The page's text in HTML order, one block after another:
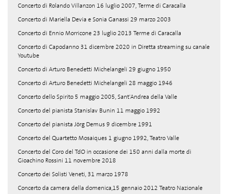
Concerto di Rolando Villanzon 16 luglio 2007, Terme di Caracalla
Concerto di Mariella Devia e Sonia Ganassi 29 marzo 2003
Concerto di Ennio Morricone 23 luglio 2013 Terme di Caracalla
Concerto di Capodanno 31 dicembre 2020 in Diretta streaming su canale
Youtube
Concerto di Arturo Benedetti Michelangeli 29 giugno 1950
Concerto di Arturo Benedetti Michelangeli 28 maggio 1946
Concerto dello Spirito 5 maggio 2005, Sant'Andrea della Valle
Concerto del pianista Stanislav Bunin 11 maggio 1992
Concerto del pianista Jörg Demus 9 dicembre 1991
Concerto del Quartetto Mosaiques 1 giugno 1992, Teatro Valle
Concerto del Coro del TdO in occasione dei 150 anni dalla morte di
Gioachino Rossini 11 novembre 2018
Concerto dei Solisti Veneti, 31 marzo 1978
Concerto da camera della domenica,15 gennaio 2012 Teatro Nazionale